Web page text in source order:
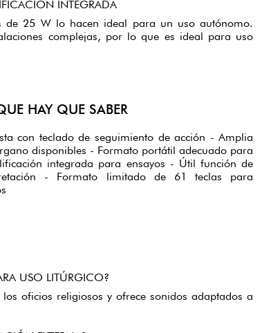
INTEGRADA
de 25 W lo hacen ideal para un uso autónomo.
complejas, por lo que es ideal para uso
HAY QUE SABER
con teclado de seguimiento de acción - Amplia
disponibles - Formato portátil adecuado para
integrada para ensayos - Útil función de
- Formato limitado de 61 teclas para
USO LITÚRGICO?
oficios religiosos y ofrece sonidos adaptados a